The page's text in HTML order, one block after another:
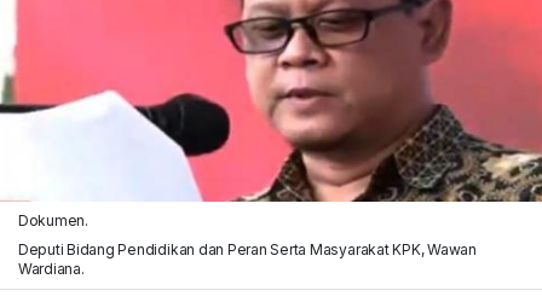
Dokumen.
Deputi Bidang Pendidikan dan Peran Serta Masyarakat KPK, Wawan
Wardiana.